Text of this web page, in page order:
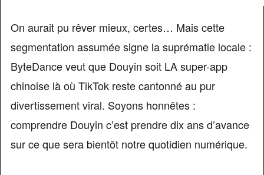
On aurait pu rêver mieux, certes… Mais cette
segmentation assumée signe la suprématie locale :
ByteDance veut que Douyin soit LA super-app
chinoise là où TikTok reste cantonné au pur
divertissement viral. Soyons honnêtes :
comprendre Douyin c’est prendre dix ans d’avance
sur ce que sera bientôt notre quotidien numérique.